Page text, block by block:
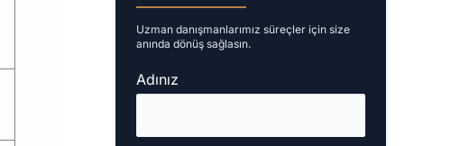
Uzman danışmanlarımız süreçler için size
anında dönüş sağlasın.
Adınız